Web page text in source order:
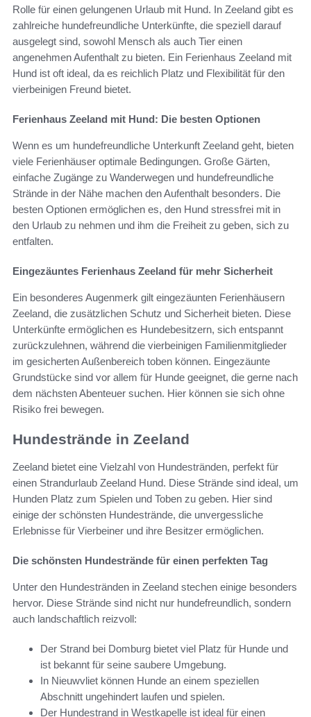
Rolle für einen gelungenen Urlaub mit Hund. In Zeeland gibt es
zahlreiche hundefreundliche Unterkünfte, die speziell darauf
ausgelegt sind, sowohl Mensch als auch Tier einen
angenehmen Aufenthalt zu bieten. Ein Ferienhaus Zeeland mit
Hund ist oft ideal, da es reichlich Platz und Flexibilität für den
vierbeinigen Freund bietet.
Ferienhaus Zeeland mit Hund: Die besten Optionen
Wenn es um hundefreundliche Unterkunft Zeeland geht, bieten
viele Ferienhäuser optimale Bedingungen. Große Gärten,
einfache Zugänge zu Wanderwegen und hundefreundliche
Strände in der Nähe machen den Aufenthalt besonders. Die
besten Optionen ermöglichen es, den Hund stressfrei mit in
den Urlaub zu nehmen und ihm die Freiheit zu geben, sich zu
entfalten.
Eingezäuntes Ferienhaus Zeeland für mehr Sicherheit
Ein besonderes Augenmerk gilt eingezäunten Ferienhäusern
Zeeland, die zusätzlichen Schutz und Sicherheit bieten. Diese
Unterkünfte ermöglichen es Hundebesitzern, sich entspannt
zurückzulehnen, während die vierbeinigen Familienmitglieder
im gesicherten Außenbereich toben können. Eingezäunte
Grundstücke sind vor allem für Hunde geeignet, die gerne nach
dem nächsten Abenteuer suchen. Hier können sie sich ohne
Risiko frei bewegen.
Hundestrände in Zeeland
Zeeland bietet eine Vielzahl von Hundestränden, perfekt für
einen Strandurlaub Zeeland Hund. Diese Strände sind ideal, um
Hunden Platz zum Spielen und Toben zu geben. Hier sind
einige der schönsten Hundestrände, die unvergessliche
Erlebnisse für Vierbeiner und ihre Besitzer ermöglichen.
Die schönsten Hundestrände für einen perfekten Tag
Unter den Hundestränden in Zeeland stechen einige besonders
hervor. Diese Strände sind nicht nur hundefreundlich, sondern
auch landschaftlich reizvoll:
Der Strand bei Domburg bietet viel Platz für Hunde und
ist bekannt für seine saubere Umgebung.
In Nieuwvliet können Hunde an einem speziellen
Abschnitt ungehindert laufen und spielen.
Der Hundestrand in Westkapelle ist ideal für einen